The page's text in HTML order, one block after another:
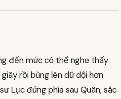
đến mức có thể nghe thấy
rồi bùng lên dữ dội hơn
Lục đứng phía sau Quân, sắc